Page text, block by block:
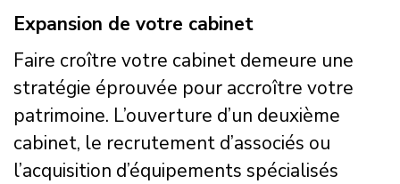
Expansion de votre cabinet
Faire croître votre cabinet demeure une
stratégie éprouvée pour accroître votre
patrimoine. L’ouverture d’un deuxième
cabinet, le recrutement d’associés ou
l’acquisition d’équipements spécialisés